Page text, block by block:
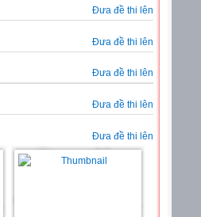
Đưa đề thi lên
Đưa đề thi lên
Đưa đề thi lên
Đưa đề thi lên
Đưa đề thi lên